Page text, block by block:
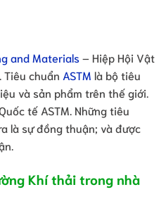
and Materials– Hiệp Hội Vật
Tiêu chuẩn ASTM là bộ tiêu
và sản phẩm trên thế giới.
tế ASTM. Những tiêu
là sự đồng thuận; và được
Khí thải trong nhà